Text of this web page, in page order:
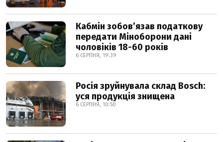
Кабмін зобовʼязав податкову
передати Міноборони дані
чоловіків 18-60 років
6 СЕРПНЯ, 19:39
Росія зруйнувала склад Bosch:
уся продукція знищена
6 СЕРПНЯ, 10:50